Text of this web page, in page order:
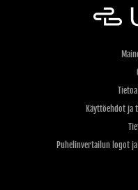
Käyttöehdot ja
Puhelinvertailun logot